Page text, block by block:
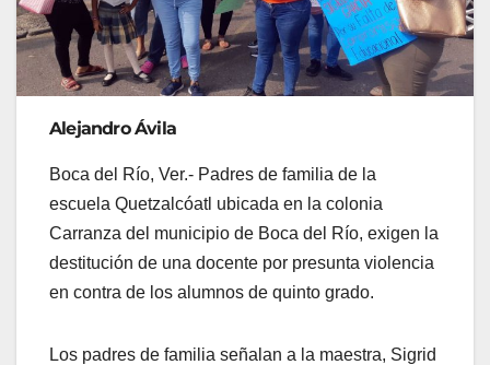
Alejandro Ávila
Boca del Río, Ver.- Padres de familia de la
escuela Quetzalcóatl ubicada en la colonia
Carranza del municipio de Boca del Río, exigen la
destitución de una docente por presunta violencia
en contra de los alumnos de quinto grado.
Los padres de familia señalan a la maestra, Sigrid